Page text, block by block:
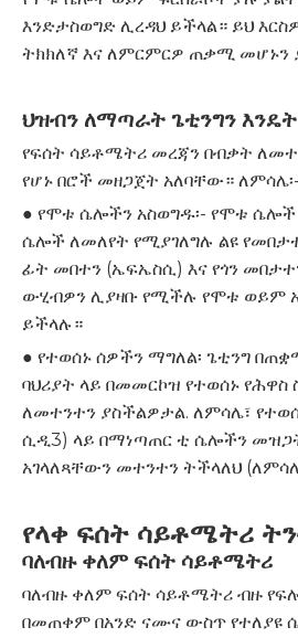
እንድታስወግድ ሊረዳህ ይችላል። ይህ
ትክክለኛ እና ለምርምርዎ ጠቃሚ መሆኑን
ህዝብን ለማጣራት ጌቲንግን
የፍሰት ሳይቶሜትሪ መረጃን በብቃት
የሆኑ በሮች መዘጋጀት አለባቸው። ለምሳሌ፡-
● የሞቱ ሴሎችን አስወግዱ፡- የሞቱ
ሴሎች ለመለየት የሚያገለግሉ ልዩ
ፊት መበተን (ኤፍኤስሲ) እና የጎን
ውሂብዎን ሊያዛቡ የሚችሉ የሞቱ ወይም
ይችላሉ።
● የተወሰኑ ሰዎችን ማግለል፡ ጌቲንግ
ባህሪያት ላይ በመመርኮዝ የተወሰኑ
ለመተንተን ያስችልዎታል. ለምሳሌ፣
ሲዲ3) ላይ በማነጣጠር ቲ ሴሎችን
አገላለጻቸውን መተንተን ትችላለህ
የላቀ ፍሰት ሳይቶሜትሪ
ባለብዙ ቀለም ፍሰት ሳይቶሜትሪ
ባለብዙ ቀለም ፍሰት ሳይቶሜትሪ ብዙ
በመጠቀም በአንድ ናሙና ውስጥ የተለያዩ